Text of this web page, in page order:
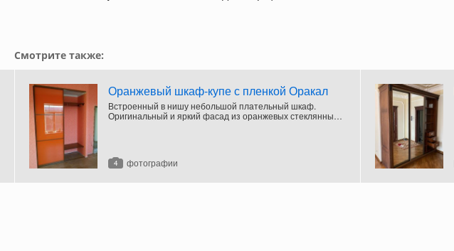
Смотрите также:
Оранжевый шкаф-купе с пленкой Оракал
Встроенный в нишу небольшой плательный шкаф.
Оригинальный и яркий фасад из оранжевых стеклянных
4 фотографии